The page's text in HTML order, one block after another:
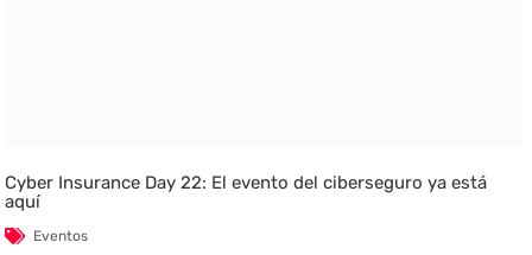
Cyber Insurance Day 22: El evento del ciberseguro ya está
aquí
Eventos